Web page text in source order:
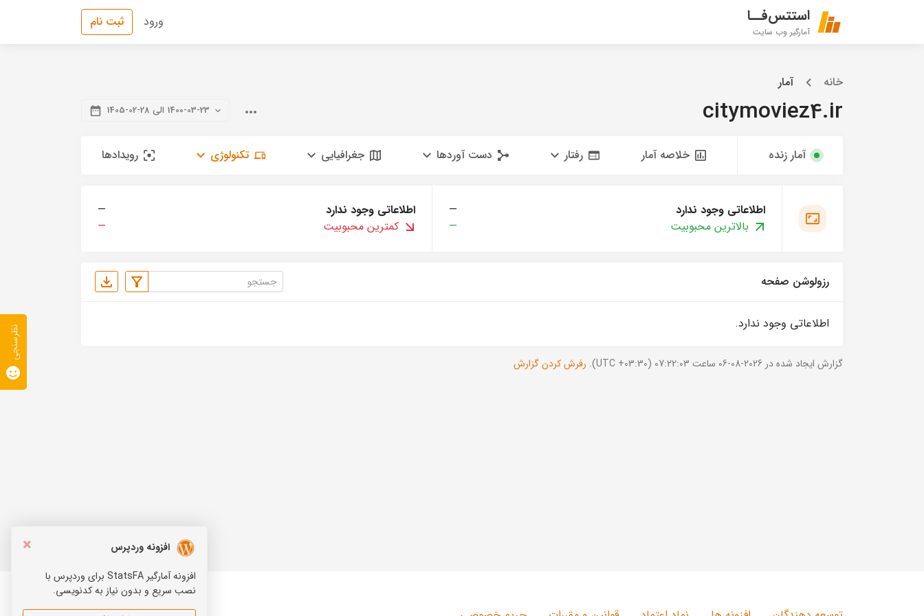
استتس‌فــا
آمارگیر وب سایت
ورود ثبت نام
خانه آمار
citymoviez4.ir 1400-03-23 الی 28-02-1405
آمار زنده خلاصه آمار رفتار دست آوردها جغرافیایی تکنولوژی رویدادها
اطلاعاتی وجود ندارد
—
بالاترین محبوبیت
—
اطلاعاتی وجود ندارد
—
کمترین محبوبیت
—
رزولوشن صفحه
اطلاعاتی وجود ندارد.
گزارش ایجاد شده در 2026-08-06 ساعت 07:22:03 (UTC +03:30). رفرش کردن گزارش
×
افزونه وردپرس
افزونه آمارگیر StatsFA برای وردپرس با
نصب سریع و بدون نیاز به کدنویسی.
نظرسنجی